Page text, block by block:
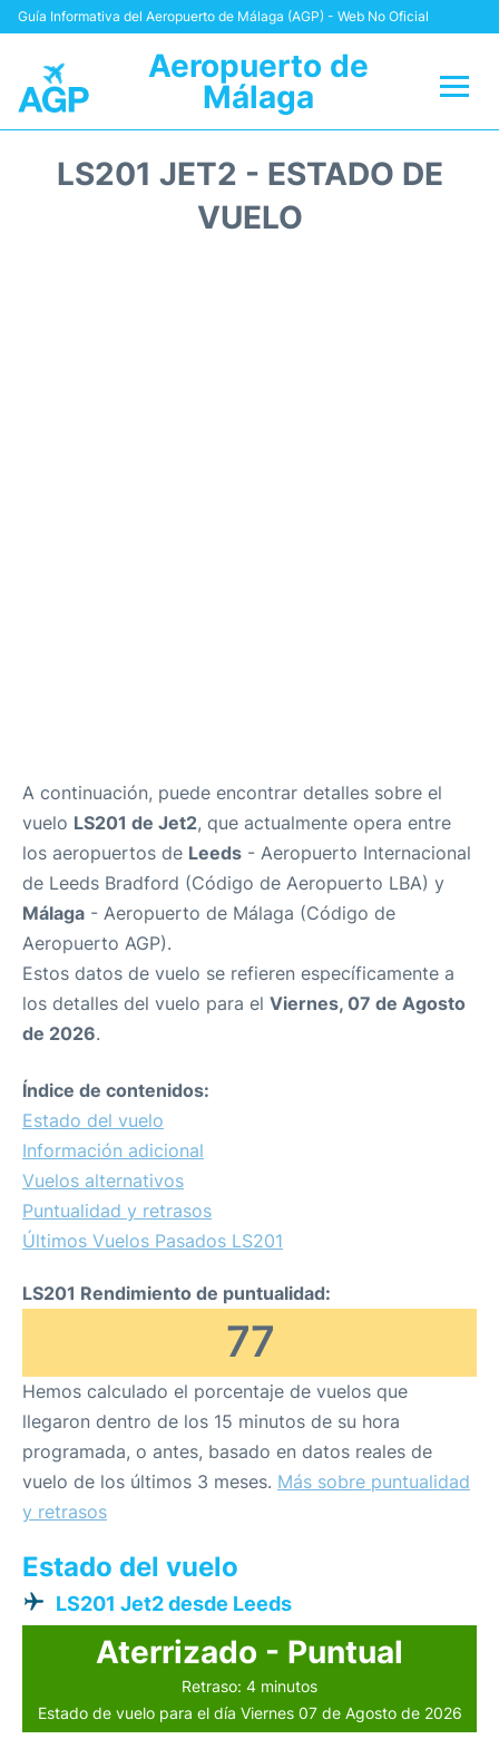
Guía Informativa del Aeropuerto de Málaga (AGP) - Web No Oficial
Aeropuerto de
Málaga
LS201 JET2 - ESTADO DE
VUELO
A continuación, puede encontrar detalles sobre el
vuelo LS201 de Jet2, que actualmente opera entre
los aeropuertos de Leeds - Aeropuerto Internacional
de Leeds Bradford (Código de Aeropuerto LBA) y
Málaga - Aeropuerto de Málaga (Código de
Aeropuerto AGP).
Estos datos de vuelo se refieren específicamente a
los detalles del vuelo para el Viernes, 07 de Agosto
de 2026.
Índice de contenidos:
Estado del vuelo
Información adicional
Vuelos alternativos
Puntualidad y retrasos
Últimos Vuelos Pasados LS201
LS201 Rendimiento de puntualidad:
77
Hemos calculado el porcentaje de vuelos que
llegaron dentro de los 15 minutos de su hora
programada, o antes, basado en datos reales de
vuelo de los últimos 3 meses. Más sobre puntualidad
y retrasos
Estado del vuelo
LS201 Jet2 desde Leeds
Aterrizado - Puntual
Retraso: 4 minutos
Estado de vuelo para el día Viernes 07 de Agosto de 2026